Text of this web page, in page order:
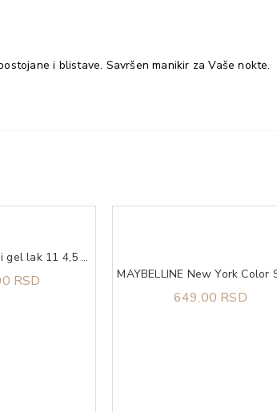
i blistave. Savršen manikir za Vaše nokte.
Deborah polutrajni gel lak 11 4,5 ml
RSD
649,00 RSD